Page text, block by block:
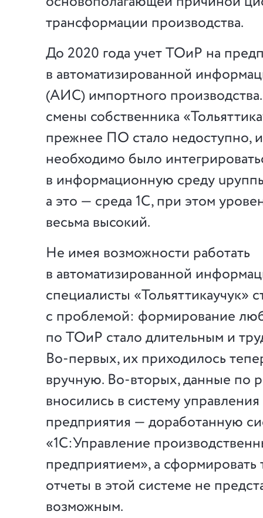
трансформации производства.
До 2020 года учет ТОиР на
в автоматизированной
(АИС) импортного
смены собственника
прежнее ПО стало недоступно,
необходимо было
в информационную среду
а это — среда 1С, при этом
весьма высокий.
Не имея возможности работать
в автоматизированной
специалисты «Тольяттикаучук»
с проблемой: формирование
по ТОиР стало длительным и
Во-первых, их приходилось
вручную. Во-вторых, данные по
вносились в систему
предприятия — доработанную
«1С:Управление
предприятием», а
отчеты в этой системе не
возможным.